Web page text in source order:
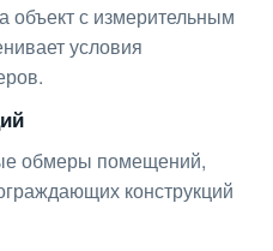
объект с измерительным
условия
обмеры помещений,
конструкций